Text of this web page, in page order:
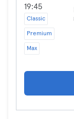
19:45
Classic
Premium
Max